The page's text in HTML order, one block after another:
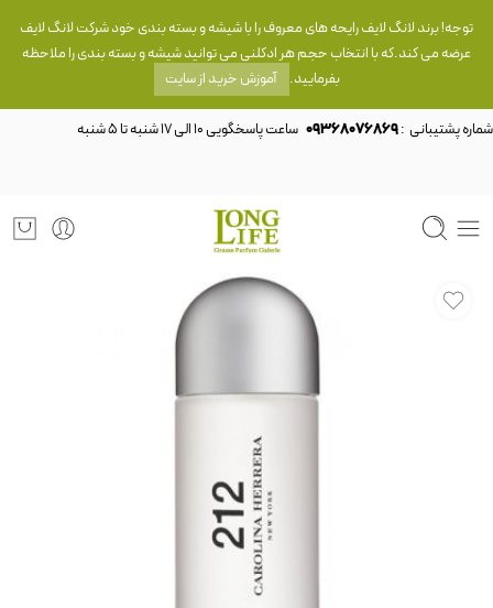
توجه! برند لانگ لایف رایحه های معروف را با شیشه و بسته بندی خود شرکت لانگ لایف
عرضه می کند.که با انتخاب حجم هر ادکلنی می توانید شیشه و بسته بندی را ملاحظه
بفرمایید. آموزش خرید از سایت
شماره پشتیبانی :09368076869